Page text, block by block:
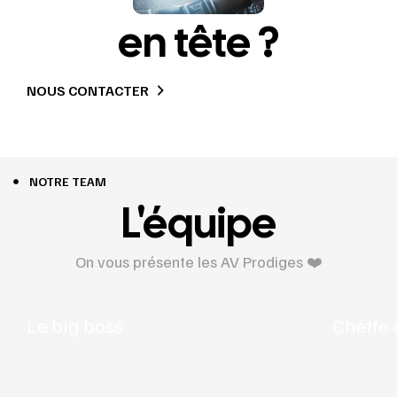
en tête ?
NOUS CONTACTER
NOTRE TEAM
L'équipe
On vous présente les AV Prodiges ❤️